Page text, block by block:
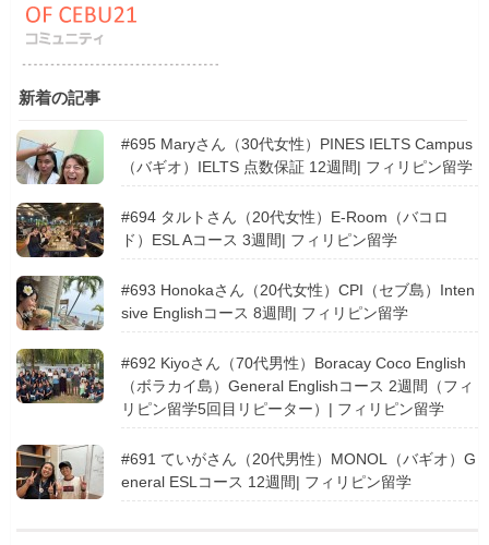
新着の記事
#695 Maryさん（30代女性）PINES IELTS Campus
（バギオ）IELTS 点数保証 12週間| フィリピン留学
#694 タルトさん（20代女性）E-Room（バコロ
ド）ESL Aコース 3週間| フィリピン留学
#693 Honokaさん（20代女性）CPI（セブ島）Inten
sive Englishコース 8週間| フィリピン留学
#692 Kiyoさん（70代男性）Boracay Coco English
（ボラカイ島）General Englishコース 2週間（フィ
リピン留学5回目リピーター）| フィリピン留学
#691 ていがさん（20代男性）MONOL（バギオ）G
eneral ESLコース 12週間| フィリピン留学